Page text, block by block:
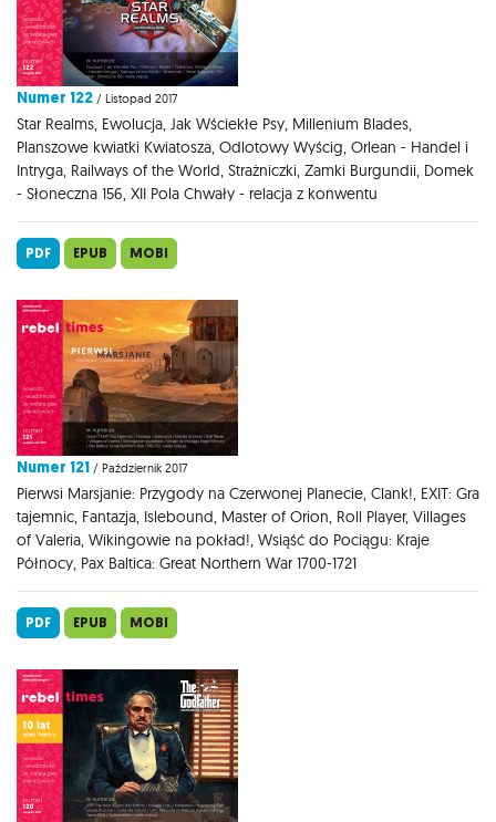
Numer 122 / Listopad 2017
Star Realms, Ewolucja, Jak Wściekłe Psy, Millenium Blades,
Planszowe kwiatki Kwiatosza, Odlotowy Wyścig, Orlean - Handel i
Intryga, Railways of the World, Strażniczki, Zamki Burgundii, Domek
- Słoneczna 156, XII Pola Chwały - relacja z konwentu
PDF EPUB MOBI
Numer 121 / Październik 2017
Pierwsi Marsjanie: Przygody na Czerwonej Planecie, Clank!, EXIT: Gra
tajemnic, Fantazja, Islebound, Master of Orion, Roll Player, Villages
of Valeria, Wikingowie na pokład!, Wsiąść do Pociągu: Kraje
Północy, Pax Baltica: Great Northern War 1700-1721
PDF EPUB MOBI